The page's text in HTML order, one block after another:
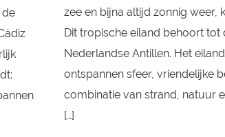
de
zee en bijna altijd zonnig weer,
Dit tropische eiland behoort
Nederlandse Antillen. Het
ontspannen sfeer, vriendelijke
combinatie van strand, natuur
[…]